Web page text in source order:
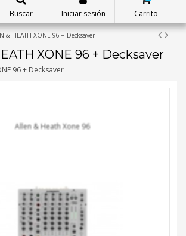
Buscar Iniciar sesión Carrito
& HEATH XONE 96 + Deck­saver
XONE 96 + Deck­saver
96 + Deck­saver
Allen & Heath Xone 96